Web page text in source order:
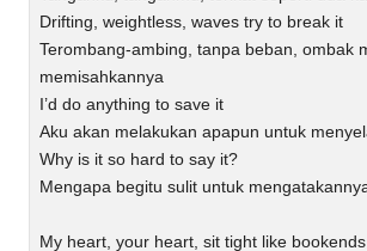
Drifting, weightless, waves try to break it
Terombang-ambing, tanpa beban, ombak
memisahkannya
I’d do anything to save it
Aku akan melakukan apapun untuk
Why is it so hard to say it?
Mengapa begitu sulit untuk
My heart, your heart, sit tight like bookends